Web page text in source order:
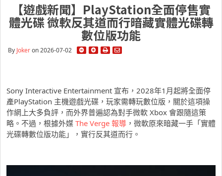
【遊戲新聞】PlayStation全面停售實
體光碟 微軟反其道而行暗藏實體光碟轉
數位版功能
By Jokeron 2026-07-02
Sony Interactive Entertainment 宣布，2028年1月起將全面停
產PlayStation 主機遊戲光碟，玩家需轉玩數位版，關於這項操
作網上大多負評，而外界普遍認為對手微軟 Xbox 會跟隨這策
略。不過，根據外媒 The Verge 報導 ，微軟原來暗藏一手「實體
光碟轉數位版功能」，實行反其道而行。